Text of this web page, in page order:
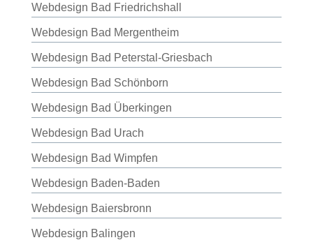
Webdesign Bad Friedrichshall
Webdesign Bad Mergentheim
Webdesign Bad Peterstal-Griesbach
Webdesign Bad Schönborn
Webdesign Bad Überkingen
Webdesign Bad Urach
Webdesign Bad Wimpfen
Webdesign Baden-Baden
Webdesign Baiersbronn
Webdesign Balingen